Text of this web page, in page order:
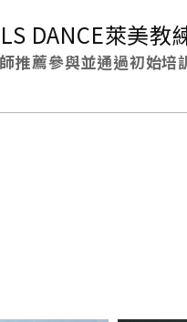
DANCE萊美教
推薦參與並通過初始培